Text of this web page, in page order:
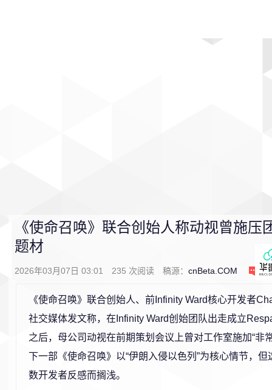
《使命召唤》联合创始人称动视曾施压
题材
2026年03月07日 03:01 235 次阅读 稿源： cnBeta.COM 0
《使命召唤》联合创始人、前Infinity Ward核心开发者
社交媒体发文称，在Infinity Ward创始团队出走成立
之后，母公司动视在前期策划会议上曾对工作室施加“非
下一部《使命召唤》以“伊朗入侵以色列”为核心情节，
数开发者反感而搁浅。